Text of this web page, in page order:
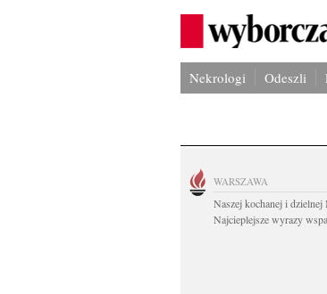
Nekrologi Odeszli
WARSZAWA
Naszej kochanej i
Najcieplejsze wyrazy